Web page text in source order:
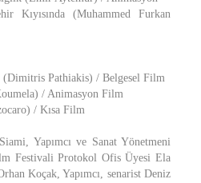
(Muhammed Furkan
(Dimitris Pathiakis) / Belgesel Film
/ Animasyon Film
/ Kısa Film
Yapımcı ve Sanat Yönetmeni
Festivali Protokol Ofis Üyesi Ela
Koçak, Yapımcı, senarist Deniz